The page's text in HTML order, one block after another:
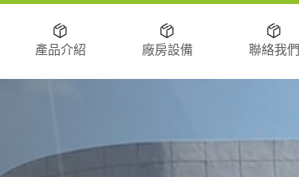
產品介紹 廠房設備 聯絡我們